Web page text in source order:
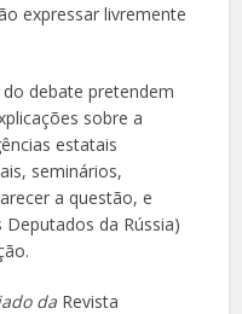
expressar livremente
debate pretendem
sobre a
estatais
seminários,
a questão, e
da Rússia)
da Revista